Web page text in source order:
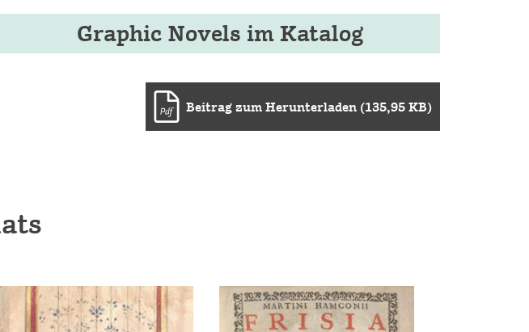
Graphic Novels im Katalog
Beitrag zum Herunterladen (135,95 KB)